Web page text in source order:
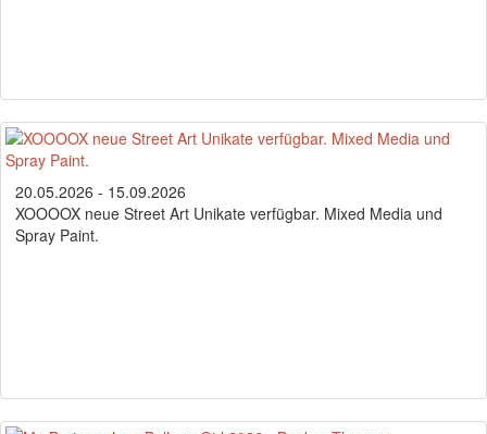
20.05.2026 - 15.09.2026
XOOOOX neue Street Art Unikate verfügbar. Mixed Media und
Spray Paint.